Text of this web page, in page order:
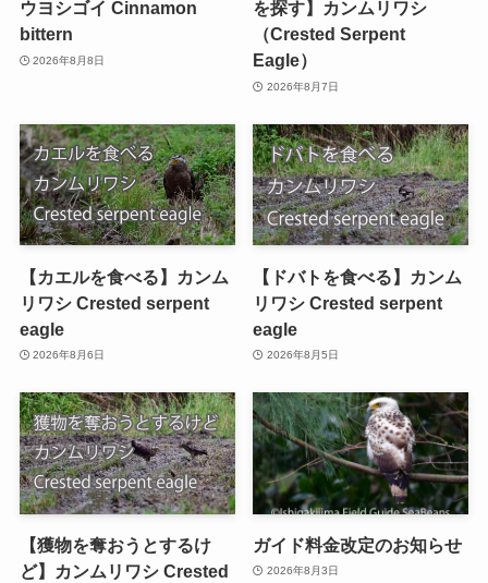
ウヨシゴイ Cinnamon
bittern
2026年8月8日
を探す】カンムリワシ
（Crested Serpent
Eagle）
2026年8月7日
【カエルを食べる】カンム
リワシ Crested serpent
eagle
2026年8月6日
【ドバトを食べる】カンム
リワシ Crested serpent
eagle
2026年8月5日
【獲物を奪おうとするけ
ど】カンムリワシ Crested
ガイド料金改定のお知らせ
2026年8月3日